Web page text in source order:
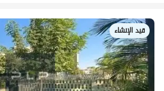
قيد الإنشاء